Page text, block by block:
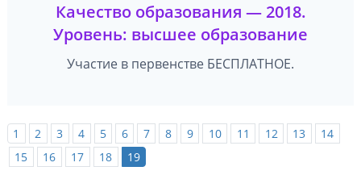
Качество образования — 2018.
Уровень: высшее образование
Участие в первенстве БЕСПЛАТНОЕ.
1 2 3 4 5 6 7 8 9 10 11 12 13
14
15
16 17 18 19